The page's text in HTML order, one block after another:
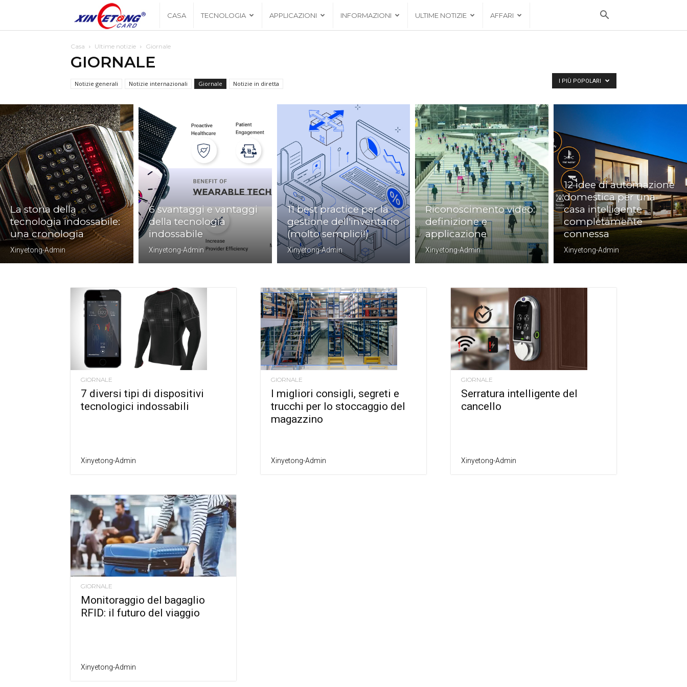
Xingyetongblog
CASA TECNOLOGIA APPLICAZIONI INFORMAZIONI ULTIME NOTIZIE AFFARI
Casa Ultime notizie Giornale
GIORNALE
Notizie generali Notizie internazionali Giornale Notizie in diretta I PIÙ POPOLARI
La storia della
tecnologia indossabile:
una cronologia
Xinyetong-Admin
6 svantaggi e vantaggi
della tecnologia
indossabile
Xinyetong-Admin
11 best practice per la
gestione dell'inventario
(molto semplici!)
Xinyetong-Admin
Riconoscimento video:
definizione e
applicazione
Xinyetong-Admin
12 idee di automazione
domestica per una
casa intelligente
completamente
connessa
Xinyetong-Admin
GIORNALE
7 diversi tipi di dispositivi
tecnologici indossabili
Xinyetong-Admin
GIORNALE
I migliori consigli, segreti e
trucchi per lo stoccaggio del
magazzino
Xinyetong-Admin
GIORNALE
Serratura intelligente del
cancello
Xinyetong-Admin
GIORNALE
Monitoraggio del bagaglio
RFID: il futuro del viaggio
Xinyetong-Admin